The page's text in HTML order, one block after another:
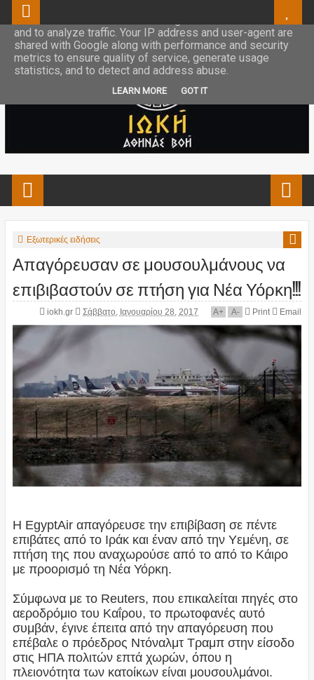
Εξωτερικές ειδήσεις
Απαγόρευσαν σε μουσουλμάνους να
επιβιβαστούν σε πτήση για Νέα Υόρκη!!!
iokh.gr Σάββατο, Ιανουαρίου 28, 2017 A+ A- Print Email
Η EgyptAir απαγόρευσε την επιβίβαση σε πέντε
επιβάτες από το Ιράκ και έναν από την Υεμένη, σε
πτήση της που αναχωρούσε από το από το Κάιρο
με προορισμό τη Νέα Υόρκη.
Σύμφωνα με το Reuters, που επικαλείται πηγές στο
αεροδρόμιο του Καΐρου, το πρωτοφανές αυτό
συμβάν, έγινε έπειτα από την απαγόρευση που
επέβαλε ο πρόεδρος Ντόναλμτ Τραμπ στην είσοδο
στις ΗΠΑ πολιτών επτά χωρών, όπου η
πλειονότητα των κατοίκων είναι μουσουλμάνοι.
This site uses cookies from Google to deliver its services
and to analyze traffic. Your IP address and user-agent are
shared with Google along with performance and security
metrics to ensure quality of service, generate usage
statistics, and to detect and address abuse.
LEARN MORE GOT IT